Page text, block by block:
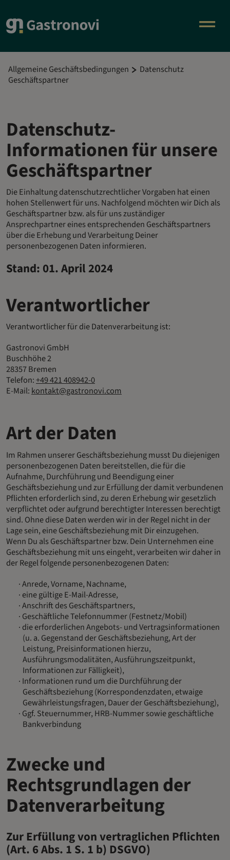
Allgemeine Geschäftsbedingungen
Datenschutz
Geschäftspartner
Datenschutz-
Informationen für unsere
Geschäftspartner
Die Einhaltung datenschutzrechtlicher Vorgaben hat einen
hohen Stellenwert für uns. Nachfolgend möchten wir Dich als
Geschäftspartner bzw. als für uns zuständiger
Ansprechpartner eines entsprechenden Geschäftspartners
über die Erhebung und Verarbeitung Deiner
personenbezogenen Daten informieren.
Stand: 01. April 2024
Verantwortlicher
Verantwortlicher für die Datenverarbeitung ist:
Gastronovi GmbH
Buschhöhe 2
28357 Bremen
Telefon:+49 421 408942-0
E-Mail: kontakt@gastronovi.com
Art der Daten
Im Rahmen unserer Geschäftsbeziehung musst Du diejenigen
personenbezogenen Daten bereitstellen, die für die
Aufnahme, Durchführung und Beendigung einer
Geschäftsbeziehung und zur Erfüllung der damit verbundenen
Pflichten erforderlich sind, zu deren Erhebung wir gesetzlich
verpflichtet oder aufgrund berechtigter Interessen berechtigt
sind. Ohne diese Daten werden wir in der Regel nicht in der
Lage sein, eine Geschäftsbeziehung mit Dir einzugehen.
Wenn Du als Geschäftspartner bzw. Dein Unternehmen eine
Geschäftsbeziehung mit uns eingeht, verarbeiten wir daher in
der Regel folgende personenbezogenen Daten:
Anrede, Vorname, Nachname,
eine gültige E-Mail-Adresse,
Anschrift des Geschäftspartners,
Geschäftliche Telefonnummer (Festnetz/Mobil)
die erforderlichen Angebots- und Vertragsinformationen
(u. a. Gegenstand der Geschäftsbeziehung, Art der
Leistung, Preisinformationen hierzu,
Ausführungsmodalitäten, Ausführungszeitpunkt,
Informationen zur Fälligkeit),
Informationen rund um die Durchführung der
Geschäftsbeziehung (Korrespondenzdaten, etwaige
Gewährleistungsfragen, Dauer der Geschäftsbeziehung),
Ggf. Steuernummer, HRB-Nummer sowie geschäftliche
Bankverbindung
Zwecke und
Rechtsgrundlagen der
Datenverarbeitung
Zur Erfüllung von vertraglichen Pflichten
(Art. 6 Abs. 1 S. 1 b) DSGVO)